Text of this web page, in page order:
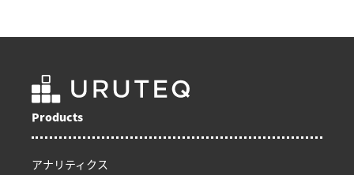
Products
アナリティクス